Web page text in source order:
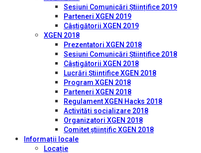
Sesiuni Comunicări Științifice 2019
Parteneri XGEN 2019
Câștigătorii XGEN 2019
XGEN 2018
Prezentatori XGEN 2018
Sesiuni Comunicări Științifice 2018
Câștigătorii XGEN 2018
Lucrări Științifice XGEN 2018
Program XGEN 2018
Parteneri XGEN 2018
Regulament XGEN Hacks 2018
Activități socializare 2018
Organizatori XGEN 2018
Comitet științific XGEN 2018
Informații locale
Locație